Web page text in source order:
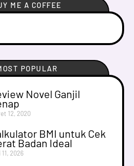
ME A COFFEE
POPULAR
Novel Ganjil
12, 2020
BMI untuk Cek
Badan Ideal
2026